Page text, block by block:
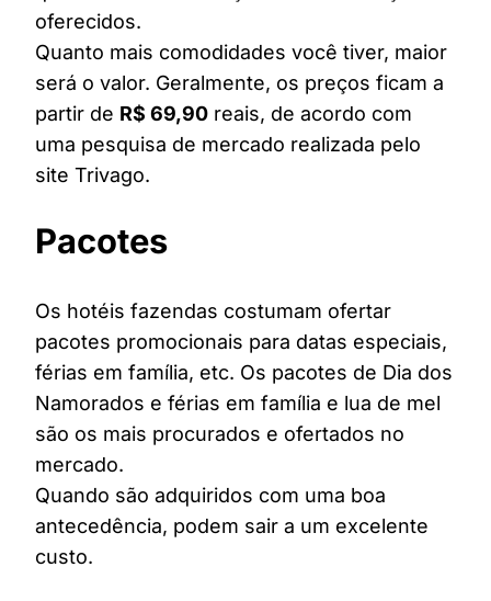
oferecidos.
Quanto mais comodidades você tiver, maior
será o valor. Geralmente, os preços ficam a
partir de R$ 69,90 reais, de acordo com
uma pesquisa de mercado realizada pelo
site Trivago.
Pacotes
Os hotéis fazendas costumam ofertar
pacotes promocionais para datas especiais,
férias em família, etc. Os pacotes de Dia dos
Namorados e férias em família e lua de mel
são os mais procurados e ofertados no
mercado.
Quando são adquiridos com uma boa
antecedência, podem sair a um excelente
custo.